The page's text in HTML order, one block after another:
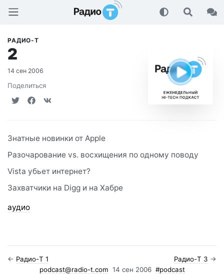
Радио-Т Подкаст
РАДИО-T
2
14 сен 2006
Поделиться
Знатные новинки от Apple
Разочарование vs. восхищения по одному поводу
Vista убьет интернет?
Захватчики на Digg и на Хабре
аудио
← Радио-T 1 Радио-T 3 →
podcast@radio-t.com 14 сен 2006 #podcast